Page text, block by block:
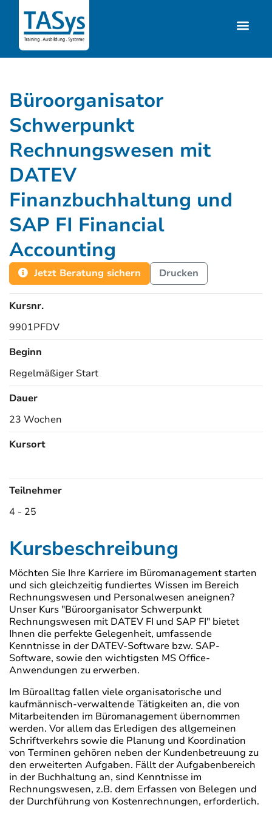
Büroorganisator
Schwerpunkt
Rechnungswesen mit
DATEV
Finanzbuchhaltung und
SAP FI Financial
Accounting
Jetzt Beratung sichern Drucken
Kursnr.
9901PFDV
Beginn
Regelmäßiger Start
Dauer
23 Wochen
Kursort
Teilnehmer
4 - 25
Kursbeschreibung
Möchten Sie Ihre Karriere im Büromanagement starten
und sich gleichzeitig fundiertes Wissen im Bereich
Rechnungswesen und Personalwesen aneignen?
Unser Kurs "Büroorganisator Schwerpunkt
Rechnungswesen mit DATEV FI und SAP FI" bietet
Ihnen die perfekte Gelegenheit, umfassende
Kenntnisse in der DATEV-Software bzw. SAP-
Software, sowie den wichtigsten MS Office-
Anwendungen zu erwerben.
Im Büroalltag fallen viele organisatorische und
kaufmännisch-verwaltende Tätigkeiten an, die von
Mitarbeitenden im Büromanagement übernommen
werden. Vor allem das Erledigen des allgemeinen
Schriftverkehrs sowie die Planung und Koordination
von Terminen gehören neben der Kundenbetreuung zu
den erweiterten Aufgaben. Fällt der Aufgabenbereich
in der Buchhaltung an, sind Kenntnisse im
Rechnungswesen, z.B. dem Erfassen von Belegen und
der Durchführung von Kostenrechnungen, erforderlich.